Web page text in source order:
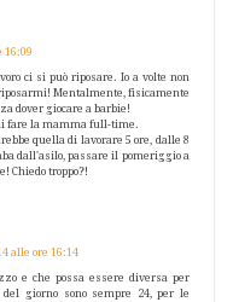
16:09
ci si può riposare. Io a volte non
Mentalmente, fisicamente
dover giocare a barbie!
fare la mamma full-time.
quella di lavorare 5 ore, dalle 8
dall'asilo, passare il pomeriggio a
Chiedo troppo?!
alle ore 16:14
e che possa essere diversa per
giorno sono sempre 24, per le